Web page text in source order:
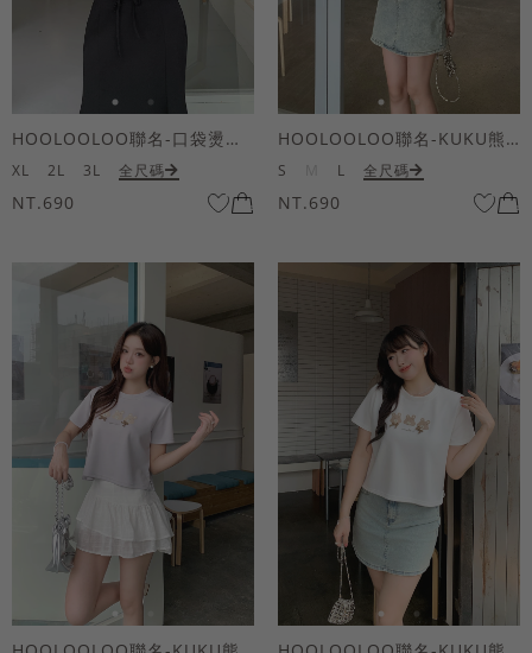
HOOLOOLOO聯名-口袋燙金KUKU熊短袖上衣
XL 2L 3L 全尺碼
NT.690
HOOLOOLOO聯名-KUKU熊蝴蝶結短袖上衣
S L 全尺碼
NT.690